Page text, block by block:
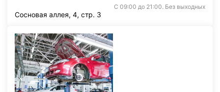
С 09:00 до 21:00. Без выходных
Сосновая аллея, 4, стр. 3